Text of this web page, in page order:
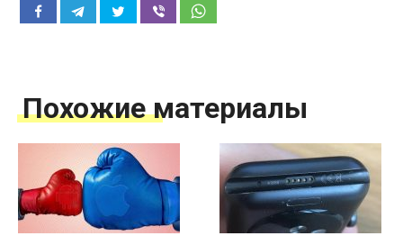
Похожие материалы